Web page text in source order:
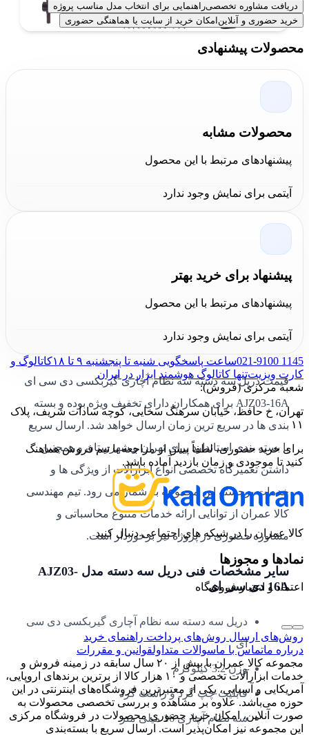
دی سی ای
می توانید به دو روش خرید آنلاین از سایت کالا عمران و خرید
کالا عمران به روز و در دسترس می باشد. شما می توانید با
خاطری آسوده تمامی محصولات این مجموعه را با بالاترین
کیفیت و مناسب ترین قیمت و ضمانت اصالت و سلامت
قیمت دریل سه دسته سه نظام آچاری
گیربکسی دی سی ای AJZ03-16A
قیمت دریل سه دسته سه نظام آچاری گیربکسی دی سی ای
AJZ03-16A برای همکاران دارای تخفیف ویژه بوده و بسته
بندی ها در سریع ترین زمان ارسال خواهد شد. ارسال سریع
با بسته بندی استاندارد برای تهران و شهرستان و همچنین
داشتن تعمیرگاه تخصصی انواع ابزارآلات از ویژگی ها و
خدمات برجسته این مجموعه به شمار می رود. تیم مهندسی
کالا عمران از توانایی ارائه خدمات متنوع محاسباتی و
مشاوره حضوری در پروژه نیز برخوردار است.
سایر مشخصات فنی دریل سه دسته مدل AJZ03-
16A دی سی ای
دریل سه دسته سه نظام آچاری گیربکسی دی سی
ای
وزن 3.2 کیلوگرم
قابلیت چپ گرد و راست گرد
سه نظام آچاری 16 میلی متر
دریافت مشاوره تخصصیراهنمایی برای انتخاب مدل مناسب پروژه
خرید حضوری و آنلاین امکان خرید از سایت یا هماهنگی حضوری
محصولات پیشنهادی
محصولات مشابه
پیشنهادهای مرتبط با این محصول
آیتمی برای نمایش وجود ندارد
پیشنهاد برای خرید بهتر
پیشنهادهای مرتبط با این محصول
آیتمی برای نمایش وجود ندارد
021-9100 1145ساعت پاسخگویی شنبه تا پنجشنبه ۹ تا ۱۸
کاتالوگ و
کارت ویزیتتنها کاتالوگ هوشمند ابزار در ایران
شعبه مرکزی (فروش):
تهران، خ حافظ، خیابان سرهنگ سخایی، کوچه سادات شریف، پلاک
۱۱
برای خرید حضوری، لطفاً پیش از مراجعه با تیم فروش هماهنگ
کنید تا موجودی و زمان بازدید آماده باشد.
کالا عمران را در شبکه های اجتماعی دنبال کنید
نمادها و مجوزها
اعتماد و اعتبار فروشگاه
روش‌های ارسال روش‌های پرداخت راهنمای خرید
درباره ماتماس با ماسوالات متداولقوانین و مقررات
مجموعه کالا عمران با بیش از ۲۰ سال سابقه در زمینه فروش و
خدمات ابزارآلات تخصصی و ۱۰ هزار کالا از برترین برندهای اروپایی،
آمریکایی و آسیایی، یکی از معتبرترین فروشگاه‌های اینترنتی در این
حوزه می‌باشد. علاوه بر مشاهده و بررسی تخصصی محصولات به
صورت آنلاین، امکان خرید حضوری محصولات در فروشگاه مرکزی
این مجموعه نیز امکان‌پذیر است. ارسال سریع با بسته‌بندی